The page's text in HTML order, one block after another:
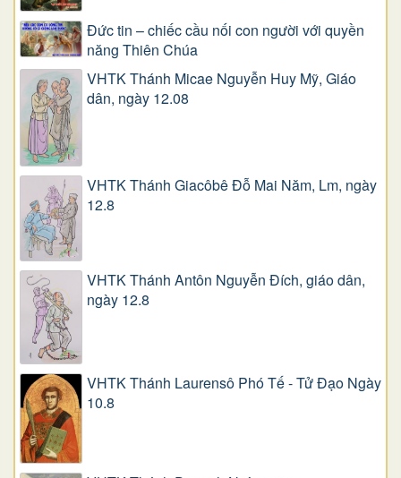
Đức tin – chiếc cầu nối con người với quyền
năng Thiên Chúa
VHTK Thánh Micae Nguyễn Huy Mỹ, Giáo
dân, ngày 12.08
VHTK Thánh Giacôbê Ðỗ Mai Năm, Lm, ngày
12.8
VHTK Thánh Antôn Nguyễn Ðích, giáo dân,
ngày 12.8
VHTK Thánh Laurensô Phó Tế - Tử Đạo Ngày
10.8